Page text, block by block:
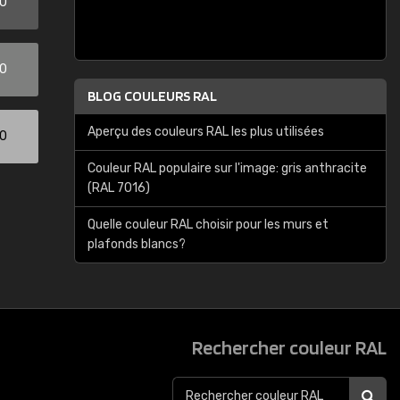
BLOG COULEURS RAL
Aperçu des couleurs RAL les plus utilisées
Couleur RAL populaire sur l'image: gris anthracite
(RAL 7016)
Quelle couleur RAL choisir pour les murs et
plafonds blancs?
Rechercher couleur RAL